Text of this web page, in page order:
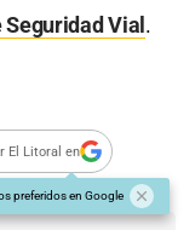
Vial .
El Litoral en
preferidos en Google